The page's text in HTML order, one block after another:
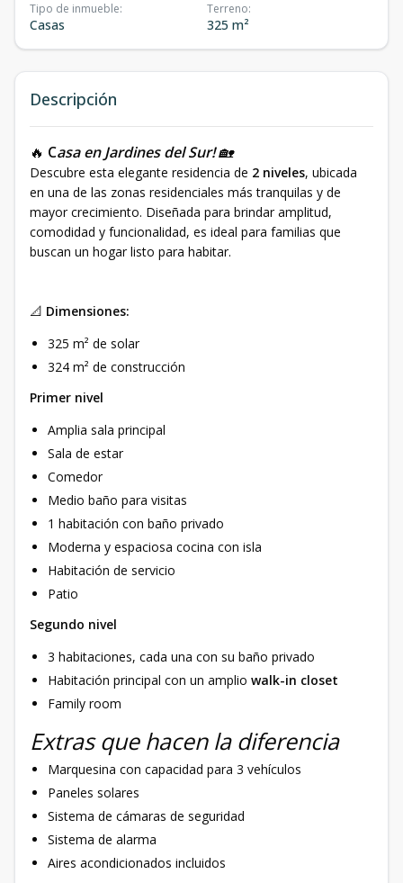
Tipo de inmueble:
Casas
Terreno:
325 m²
Descripción
🔥 Casa en Jardines del Sur!🏡
Descubre esta elegante residencia de 2 niveles, ubicada
en una de las zonas residenciales más tranquilas y de
mayor crecimiento. Diseñada para brindar amplitud,
comodidad y funcionalidad, es ideal para familias que
buscan un hogar listo para habitar.
📐 Dimensiones:
325 m² de solar
324 m² de construcción
Primer nivel
Amplia sala principal
Sala de estar
Comedor
Medio baño para visitas
1 habitación con baño privado
Moderna y espaciosa cocina con isla
Habitación de servicio
Patio
Segundo nivel
3 habitaciones, cada una con su baño privado
Habitación principal con un amplio walk-in closet
Family room
Extras que hacen la diferencia
Marquesina con capacidad para 3 vehículos
Paneles solares
Sistema de cámaras de seguridad
Sistema de alarma
Aires acondicionados incluidos